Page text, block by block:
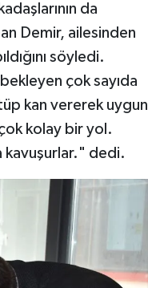
da
Demir, ailesinden
söyledi.
çok sayıda
kan vererek uygun
kolay bir yol.
kavuşurlar." dedi.